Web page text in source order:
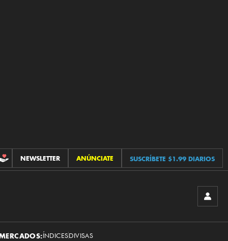
CONTRIBUCIONES
NEWSLETTER ANÚNCIATE SUSCRÍBETE $1.99 DIARIOS
ÍNDICESDIVISAS